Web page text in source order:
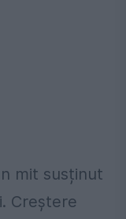
mit susținut
Creștere